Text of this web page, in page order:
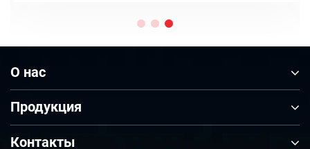
О нас
Продукция
Контакты